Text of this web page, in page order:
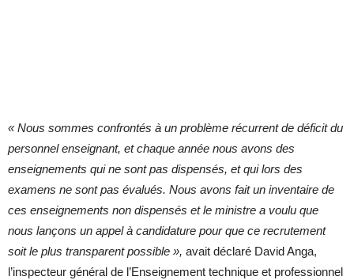
« Nous sommes confrontés à un problème récurrent de déficit du
personnel enseignant, et chaque année nous avons des
enseignements qui ne sont pas dispensés, et qui lors des
examens ne sont pas évalués. Nous avons fait un inventaire de
ces enseignements non dispensés et le ministre a voulu que
nous lançons un appel à candidature pour que ce recrutement
soit le plus transparent possible », avait déclaré David Anga,
l’inspecteur général de l’Enseignement technique et professionnel